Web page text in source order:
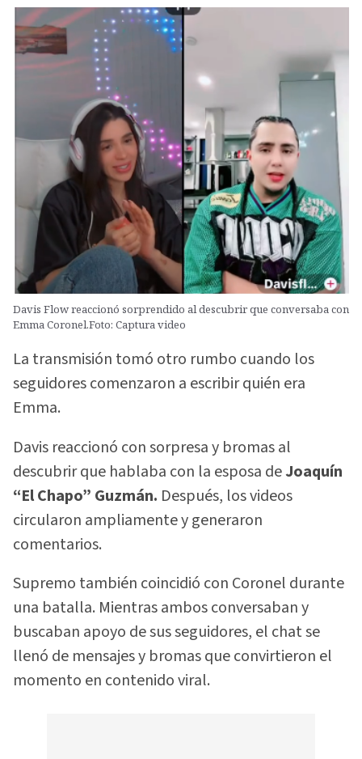
Davis Flow reaccionó sorprendido al descubrir que conversaba con
Emma Coronel.Foto: Captura video
La transmisión tomó otro rumbo cuando los
seguidores comenzaron a escribir quién era
Emma.
Davis reaccionó con sorpresa y bromas al
descubrir que hablaba con la esposa deJoaquín
“El Chapo” Guzmán. Después, los videos
circularon ampliamente y generaron
comentarios.
Supremo también coincidió con Coronel durante
una batalla. Mientras ambos conversaban y
buscaban apoyo de sus seguidores, el chat se
llenó de mensajes y bromas que convirtieron el
momento en contenido viral.